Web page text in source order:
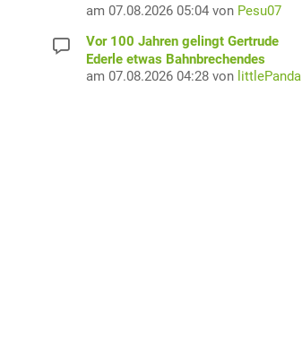
am 07.08.2026 05:04 von Pesu07
Vor 100 Jahren gelingt Gertrude
Ederle etwas Bahnbrechendes
am 07.08.2026 04:28 von littlePanda